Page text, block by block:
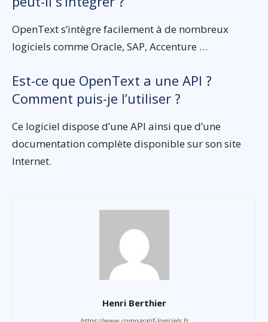
OpenText s’intègre facilement à de nombreux
logiciels comme Oracle, SAP, Accenture …
Est-ce que OpenText a une API ?
Comment puis-je l’utiliser ?
Ce logiciel dispose d’une API ainsi que d’une
documentation complète disponible sur son site
Internet.
Henri Berthier